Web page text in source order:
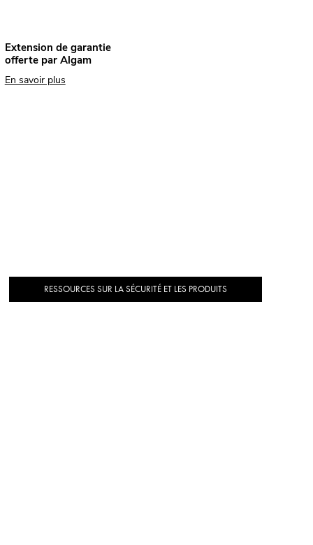
Extension de garantie
offerte par Algam
En savoir plus
RESSOURCES SUR LA SÉCURITÉ ET LES PRODUITS